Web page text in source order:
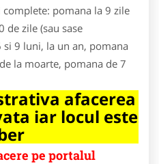
pomana la 9 zile
de zile (sau sase
9 luni, la un an, pomana
la moarte, pomana de 7
afacerea
iar locul este
pe portalul